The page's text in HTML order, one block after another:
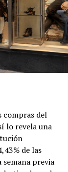
compras del
lo revela una
de las
previa